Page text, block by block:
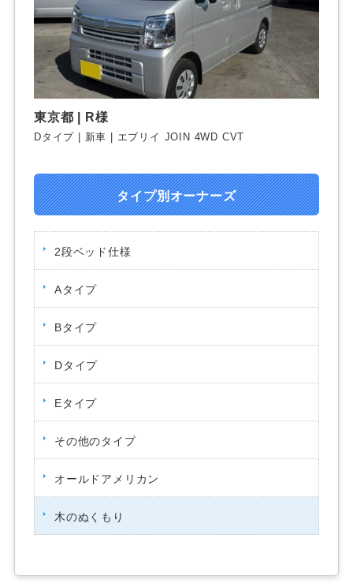
東京都 | R様
Dタイプ | 新車 | エブリイ JOIN 4WD CVT
タイプ別オーナーズ
2段ベッド仕様
Aタイプ
Bタイプ
Dタイプ
Eタイプ
その他のタイプ
オールドアメリカン
木のぬくもり